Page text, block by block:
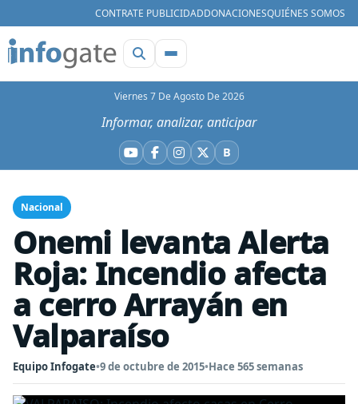
CONTRATE PUBLICIDADDONACIONESQUIÉNES SOMOS
Viernes 7 De Agosto De 2026
Informar, analizar, anticipar
YouTube
Facebook
Instagram
X BBluesky
Nacional
Onemi levanta Alerta
Roja: Incendio afecta
a cerro Arrayán en
Valparaíso
Equipo Infogate•9 de octubre de 2015•Hace 565 semanas